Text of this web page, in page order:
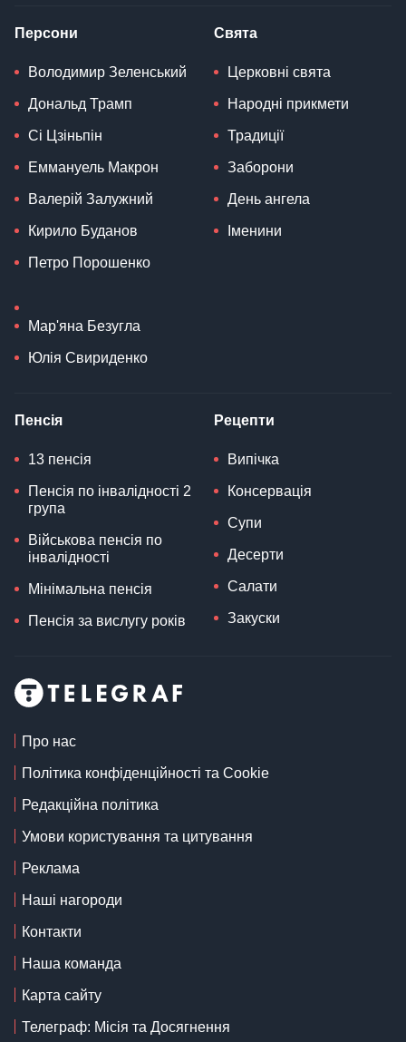
Персони
Володимир Зеленський
Дональд Трамп
Сі Цзіньпін
Еммануель Макрон
Валерій Залужний
Кирило Буданов
Петро Порошенко
Мар'яна Безугла
Юлія Свириденко
Свята
Церковні свята
Народні прикмети
Традиції
Заборони
День ангела
Іменини
Пенсія
13 пенсія
Пенсія по інвалідності 2
група
Військова пенсія по
інвалідності
Мінімальна пенсія
Пенсія за вислугу років
Рецепти
Випічка
Консервація
Супи
Десерти
Салати
Закуски
Про нас
Політика конфіденційності та Cookie
Редакційна політика
Умови користування та цитування
Реклама
Наші нагороди
Контакти
Наша команда
Карта сайту
Телеграф: Місія та Досягнення